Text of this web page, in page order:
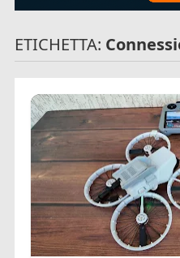
ETICHETTA: